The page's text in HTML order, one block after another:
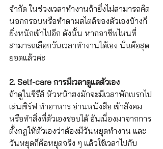
จำกัด ในช่วงเวลาทำงานถ้ายิ่งไม่สามารถคิด
นอกกรอบหรือทำตามสไตล์ของตัวเองบ้างก็
ยิ่งหนักเข้าไปอีก ดังนั้น หากอาชีพไหนที่
สามารถเลือกวันเวลาทำงานได้เอง นั่นคือสุด
ยอดแล้วค่ะ
2. Self-care การมีเวลาดูแลตัวเอง
ถ้าดูในซีรีส์ หัวหน้าฮงมักจะมีเวลาพักเบรกไป
เล่นเซิร์ฟ ทำอาหาร อ่านหนังสือ เข้าสังคม
หรือทำสิ่งที่ตัวเองชอบได้ อันเนื่องมาจากการ
ตั้งกฎให้ตัวเองว่าต้องมีวันหยุดทำงาน และ
วันหยุดก็คือหยุดจริง ๆ แล้วใช้เวลาไปกับ